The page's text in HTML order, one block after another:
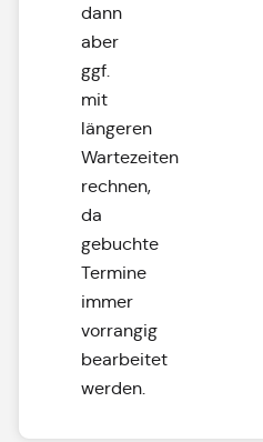
dann
aber
ggf.
mit
längeren
Wartezeiten
rechnen,
da
gebuchte
Termine
immer
vorrangig
bearbeitet
werden.